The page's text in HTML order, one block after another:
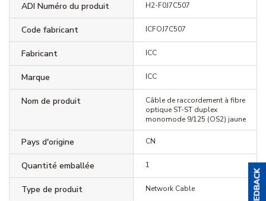
ADI Numéro du produit H2-F0J7C507
Code fabricant ICFOJ7C507
Fabricant ICC
Marque ICC
Nom de produit
Câble de raccordement à fibre
optique ST-ST duplex
monomode 9/125 (OS2) jaune
Pays d'origine CN
Quantité emballée 1
Type de produit Network Cable